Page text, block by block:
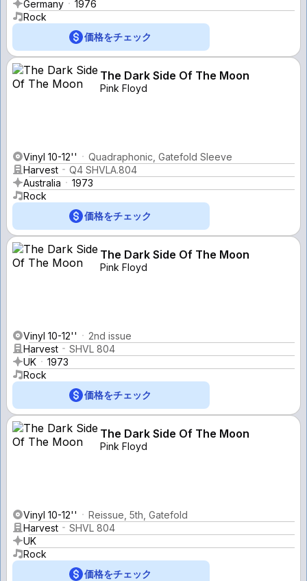
Germany
1976
Rock
価格をチェック
The Dark Side Of The Moon
Pink Floyd
Vinyl 10-12''
Quadraphonic, Gatefold Sleeve
Harvest
Q4 SHVLA.804
Australia
1973
Rock
価格をチェック
The Dark Side Of The Moon
Pink Floyd
Vinyl 10-12''
2nd issue
Harvest
SHVL 804
UK
1973
Rock
価格をチェック
The Dark Side Of The Moon
Pink Floyd
Vinyl 10-12''
Reissue, 5th, Gatefold
Harvest
SHVL 804
UK
Rock
価格をチェック